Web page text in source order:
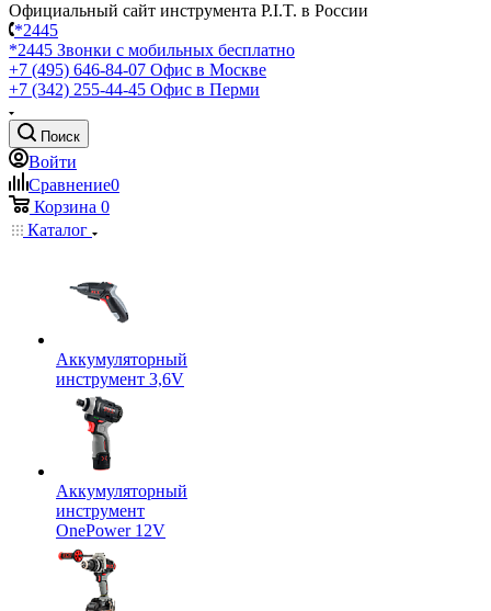
Официальный сайт инструмента P.I.T. в России
*2445
*2445 Звонки с мобильных бесплатно
+7 (495) 646-84-07 Офис в Москве
+7 (342) 255-44-45 Офис в Перми
Поиск
Войти
Сравнение0
Корзина 0
Каталог
Аккумуляторный
инструмент 3,6V
Аккумуляторный
инструмент
OnePower 12V